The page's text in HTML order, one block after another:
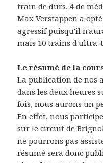
train de durs, 4 de
Max Verstappen a
agressif puisqu'il
mais 10 trains d'ultra-
Le résumé de la
La publication de nos
dans les deux heures
fois, nous aurons un
En effet, nous
sur le circuit de
ne pourrons pas
résumé sera donc